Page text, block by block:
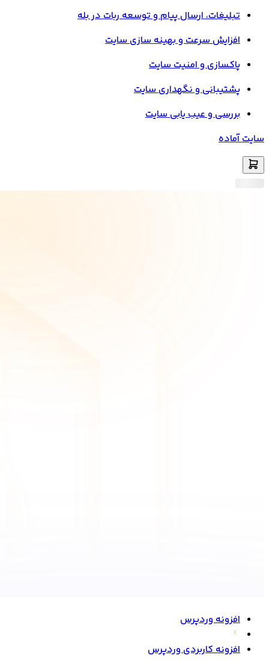
تبلیغات، ارسال پیام و توسعه ربات در بله
افزایش سرعت و بهینه سازی سایت
پاکسازی و امنیت سایت
پشتیبانی و نگهداری سایت
بررسی و عیب یابی سایت
سایت آماده
افزونه وردپرس
افزونه کاربردی وردپرس